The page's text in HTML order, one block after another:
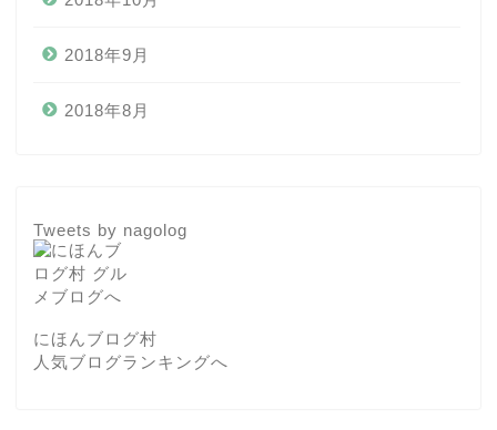
2018年9月
2018年8月
Tweets by nagolog
にほんブログ村
人気ブログランキングへ